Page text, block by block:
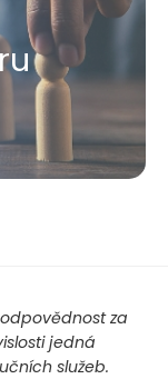
za
jedná
služeb.